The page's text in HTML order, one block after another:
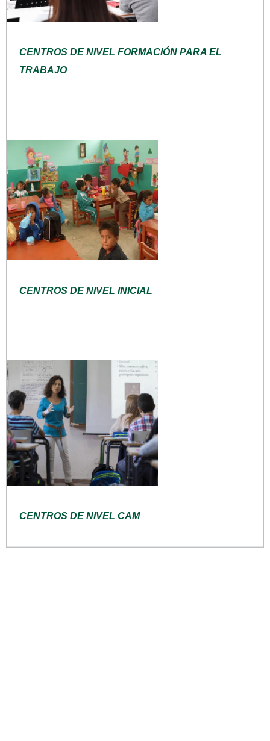
CENTROS DE NIVEL FORMACIÓN PARA EL
TRABAJO
CENTROS DE NIVEL INICIAL
CENTROS DE NIVEL CAM